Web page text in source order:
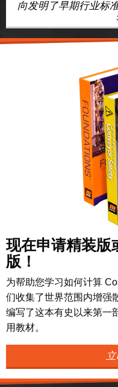
向发明了早期行业标
现在申请精装版
版！
为帮助您学习如何计算
们收集了世界范围内增强
编写了这本有史以来第一
用教材。